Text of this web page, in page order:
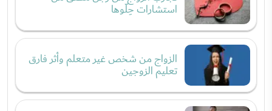
استشارات حِلّوها
الزواج من شخص غير متعلم وأثر فارق
تعليم الزوجين